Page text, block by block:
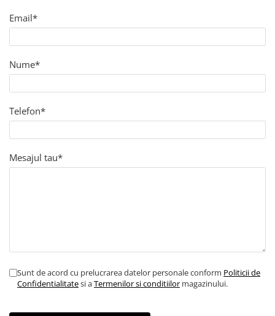
Scaune Laborator
Email*
Nume*
Telefon*
Mesajul tau*
Sunt de acord cu prelucrarea datelor personale conform Politicii de
Confidentialitatesi aTermenilor si conditiilor magazinului.